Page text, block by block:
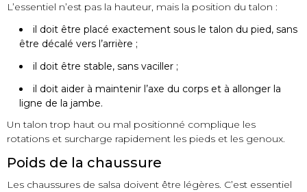
L’essentiel n’est pas la hauteur, mais la position du talon :
il doit être placé exactement sous le talon du pied, sans
être décalé vers l’arrière ;
il doit être stable, sans vaciller ;
il doit aider à maintenir l’axe du corps et à allonger la
ligne de la jambe.
Un talon trop haut ou mal positionné complique les
rotations et surcharge rapidement les pieds et les genoux.
Poids de la chaussure
Les chaussures de salsa doivent être légères. C’est essentiel